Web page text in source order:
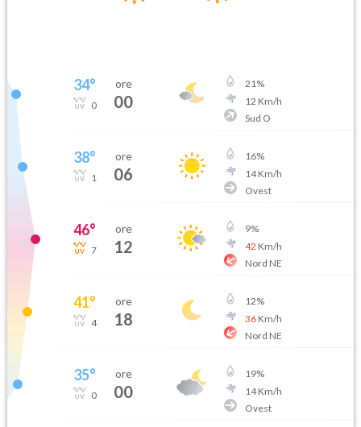
34°
0
ore
00
21%
12 Km/h
Sud O
38°
1
ore
06
16%
14Km/h
Ovest
46°
7
ore
12
9%
42 Km/h
Nord NE
41°
4
ore
18
12%
36Km/h
Nord NE
35°
0
ore
00
19%
14Km/h
Ovest